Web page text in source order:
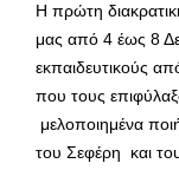
Η πρώτη
μας από 4 έως 8
εκπαιδευτικούς
που τους
μελοποιημένα
του Σεφέρη και